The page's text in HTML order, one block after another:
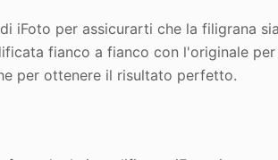
iFoto per assicurarti che la filigrana
fianco a fianco con l'originale per
per ottenere il risultato perfetto.